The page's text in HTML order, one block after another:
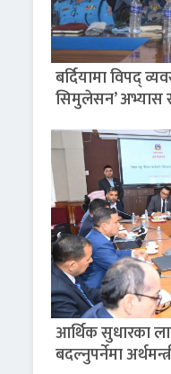
बर्दियामा विपद्
सिमुलेसन’ अभ्यास
आर्थिक सुधारका
बदल्नुपर्नेमा